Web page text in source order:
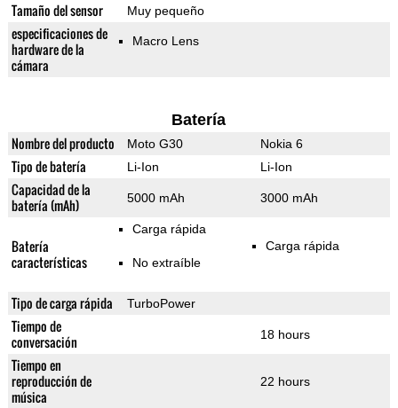
Tamaño del sensor Muy pequeño
especificaciones de
hardware de la
cámara
Macro Lens
Batería
Nombre del producto Moto G30 Nokia 6
Tipo de batería Li-Ion Li-Ion
Capacidad de la
batería (mAh)
5000 mAh 3000 mAh
Batería
características
Carga rápida
No extraíble
Carga rápida
Tipo de carga rápida TurboPower
Tiempo de
conversación
18 hours
Tiempo en
reproducción de
música
22 hours